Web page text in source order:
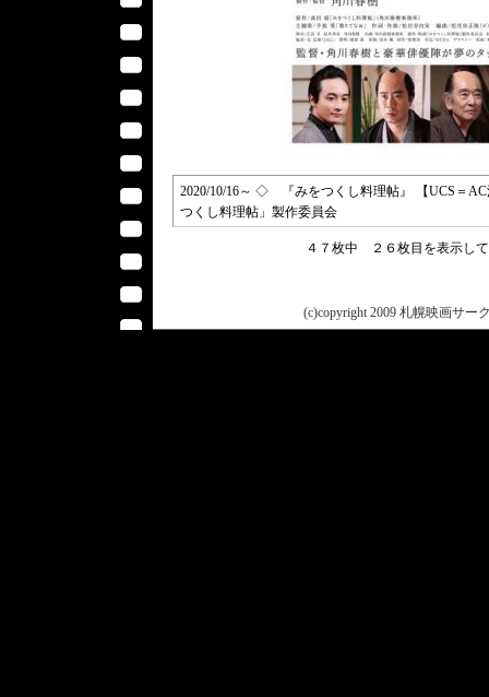
2020/10/16～ ◇ 『みをつくし料理帖』 【UCS＝
つくし料理帖」製作委員会
４７枚中 ２６枚目を表示し
(c)copyright 2009 札幌映画サー